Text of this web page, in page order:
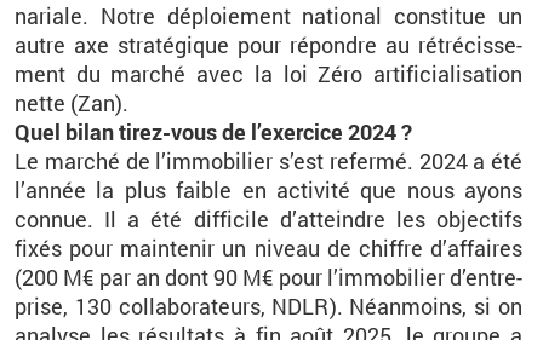
na­riale. Notre dé­ploie­ment na­tio­nal consti­tue un
autre axe stra­té­gique pour ré­pondre au ré­tré­cis­se­
ment du mar­ché avec la loi Zéro ar­ti­fi­cia­li­sa­tion
nette (Zan).
Quel bilan ti­rez-vous de l’exer­cice 2024 ?
Le mar­ché de l’im­mo­bi­lier s’est re­fermé. 2024 a été
l’an­née la plus faible en ac­ti­vité que nous ayons
connue. Il a été dif­fi­cile d’at­teindre les ob­jec­tifs
fixés pour main­te­nir un ni­veau de chiffre d’af­faires
(200 M€ par an dont 90 M€ pour l’im­mo­bi­lier d’en­tre­
prise, 130 col­la­bo­ra­teurs, NDLR). Néan­moins, si on